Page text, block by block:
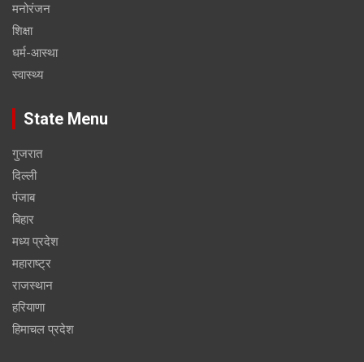
मनोरंजन
शिक्षा
धर्म-आस्था
स्वास्थ्य
State Menu
गुजरात
दिल्ली
पंजाब
बिहार
मध्य प्रदेश
महाराष्ट्र
राजस्थान
हरियाणा
हिमाचल प्रदेश